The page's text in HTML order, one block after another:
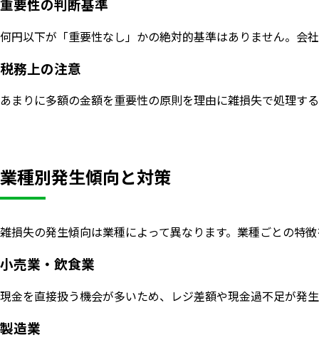
重要性の判断基準
何円以下が「重要性なし」かの絶対的基準はありません。会
税務上の注意
あまりに多額の金額を重要性の原則を理由に雑損失で処理す
業種別発生傾向と対策
雑損失の発生傾向は業種によって異なります。業種ごとの特
小売業・飲食業
現金を直接扱う機会が多いため、レジ差額や現金過不足が発
製造業